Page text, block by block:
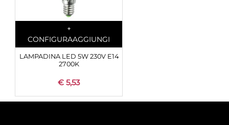
Quantità
+
CONFIGURAAGGIUNGI
LAMPADINA LED 5W 230V E14
2700K
€ 5,53